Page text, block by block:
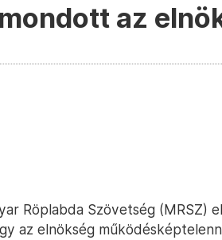
az
Röplabda Szövetség (MRSZ)
az elnökség